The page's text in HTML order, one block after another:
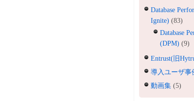
Database
Ignite) (83)
Database
(DPM) (9)
Entrust(旧
導入ユーザ事
動画集 (5)